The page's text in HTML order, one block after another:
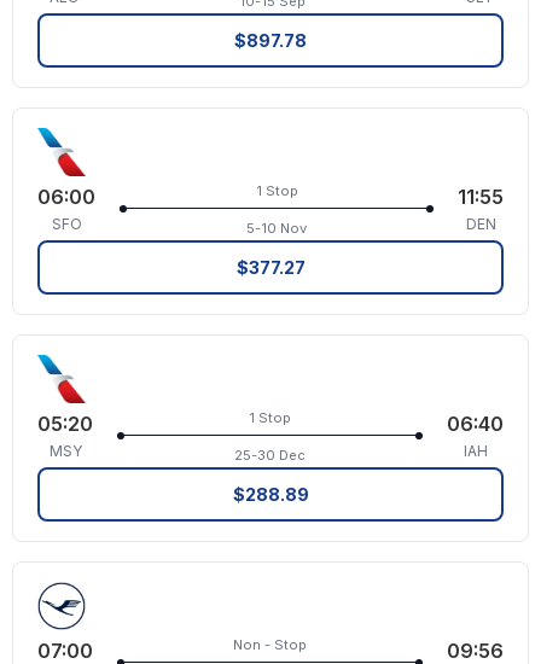
$897.78
06:00
SFO
1 Stop
5-10 Nov
11:55
DEN
$377.27
05:20
MSY
1 Stop
25-30 Dec
06:40
IAH
$288.89
07:00 Non - Stop 09:56